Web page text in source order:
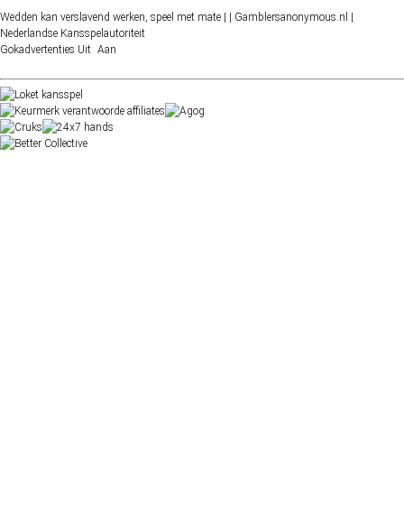
Wedden kan verslavend werken, speel met mate | | Gamblersanonymous.nl
Nederlandse Kansspelautoriteit
Gokadvertenties Uit Aan